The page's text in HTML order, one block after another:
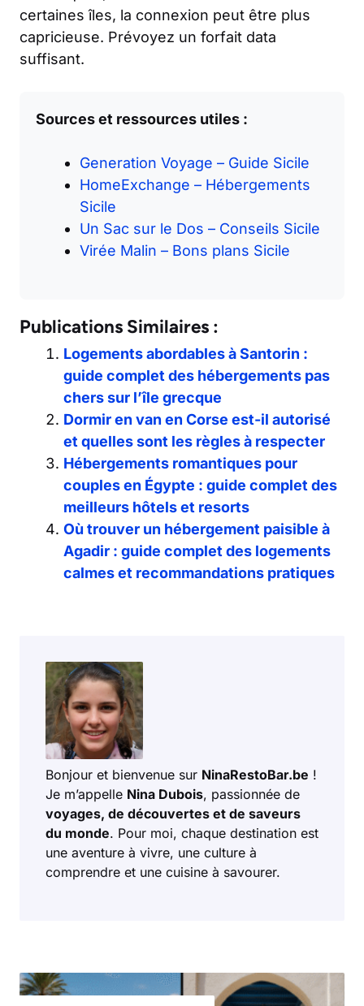
certaines îles, la connexion peut être plus
capricieuse. Prévoyez un forfait data
suffisant.
Sources et ressources utiles :
Generation Voyage – Guide Sicile
HomeExchange – Hébergements
Sicile
Un Sac sur le Dos – Conseils Sicile
Virée Malin – Bons plans Sicile
Publications Similaires :
Logements abordables à Santorin :
guide complet des hébergements pas
chers sur l’île grecque
Dormir en van en Corse est-il autorisé
et quelles sont les règles à respecter
Hébergements romantiques pour
couples en Égypte : guide complet des
meilleurs hôtels et resorts
Où trouver un hébergement paisible à
Agadir : guide complet des logements
calmes et recommandations pratiques
Bonjour et bienvenue sur NinaRestoBar.be !
Je m’appelle Nina Dubois, passionnée de
voyages, de découvertes et de saveurs
du monde. Pour moi, chaque destination est
une aventure à vivre, une culture à
comprendre et une cuisine à savourer.